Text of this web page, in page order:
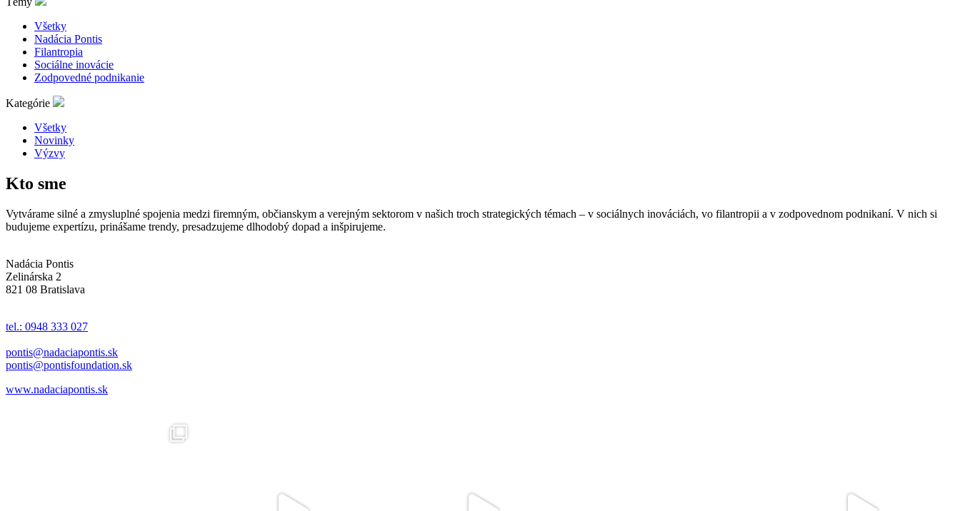
Všetky
Nadácia Pontis
Filantropia
Sociálne inovácie
Zodpovedné podnikanie
Kategórie
Všetky
Novinky
Výzvy
Kto sme
Vytvárame silné a zmysluplné spojenia medzi firemným, občianskym a verejným sektorom v našich troch strategických témach – v sociálnych inováciách, vo filantropii a v zodpovednom podnikaní. V nich si
budujeme expertízu, prinášame trendy, presadzujeme dlhodobý dopad a inšpirujeme.
Nadácia Pontis
Zelinárska 2
821 08 Bratislava
tel.: 0948 333 027
pontis@nadaciapontis.sk
pontis@pontisfoundation.sk
www.nadaciapontis.sk